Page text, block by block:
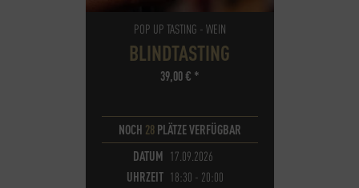
POP UP TASTING - WEIN
BLINDTASTING
39,00€ *
NOCH 28PLÄTZE VERFÜGBAR
DATUM 17.09.2026
UHRZEIT 18:30 - 20:00